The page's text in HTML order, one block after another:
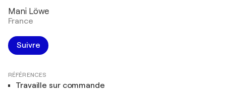
Mani Löwe
France
Suivre
RÉFÉRENCES
Travaille sur commande